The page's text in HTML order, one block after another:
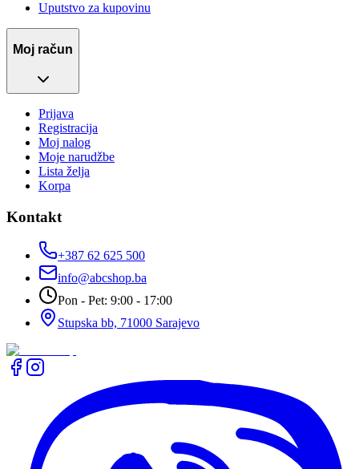
Uputstvo za kupovinu
Moj račun
Prijava
Registracija
Moj nalog
Moje narudžbe
Lista želja
Korpa
Kontakt
+387 62 625 500
info@abcshop.ba
Pon - Pet: 9:00 - 17:00
Stupska bb, 71000 Sarajevo